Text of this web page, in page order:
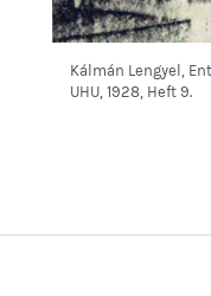
Kálmán Lengyel,
UHU, 1928, Heft 9.